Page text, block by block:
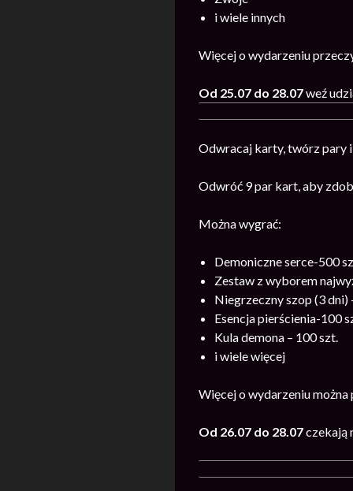
i wiele innych
Więcej o wydarzeniu
Od 25.07 do 28.07weź
Odwracaj karty, twórz pary
Odwróć 9 par kart, aby
Można wygrać:
Demoniczne serce-500
Zestaw z wyborem
Niegrzeczny szop (3 dni)
Esencja pierścienia-100
Kula demona – 100 szt.
i wiele więcej
Więcej o wydarzeniu
Od 26.07 do 28.07czekają